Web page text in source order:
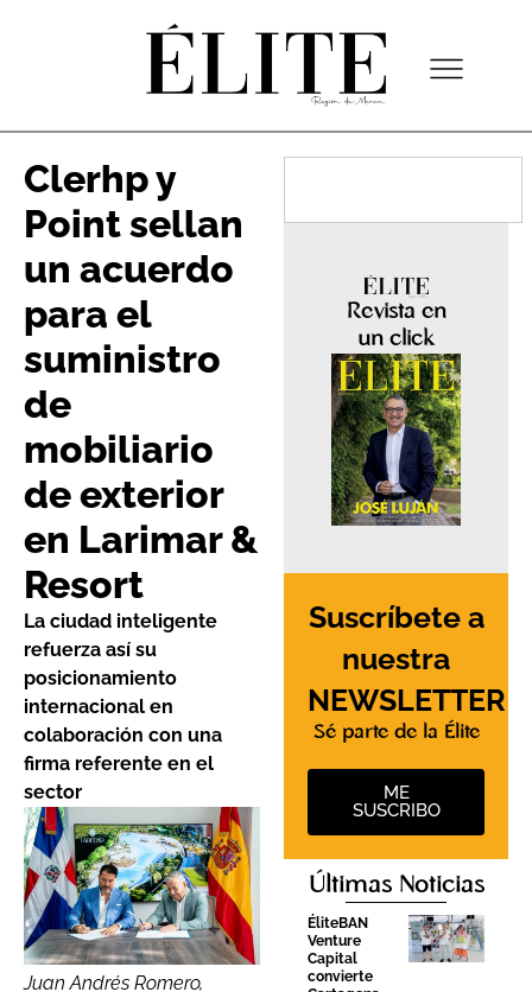
Clerhp y
Point sellan
un acuerdo
para el
suministro
de
mobiliario
de exterior
en Larimar &
Resort
La ciudad inteligente
refuerza así su
posicionamiento
internacional en
colaboración con una
firma referente en el
sector
Juan Andrés Romero,
Revista en
un click
Suscríbete a
nuestra
NEWSLETTER
Sé parte de la Élite
ME
SUSCRIBO
Últimas Noticias
ÉliteBAN
Venture
Capital
convierte